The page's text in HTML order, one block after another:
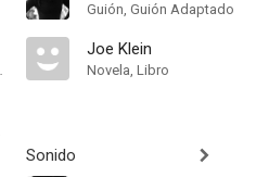
Guión, Guión Adaptado
Joe Klein
Novela, Libro
Sonido